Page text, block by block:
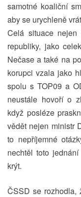
samotné koaliční
aby se urychleně
Celá situace
republiky, jako
Nečase a také na
korupci vzala jako
spolu s TOP09 a
neustále hovoří o
když posléze
vědět nejen ministr
to nepříjemné
nechtěl toto
krýt.
ČSSD se rozhodla,